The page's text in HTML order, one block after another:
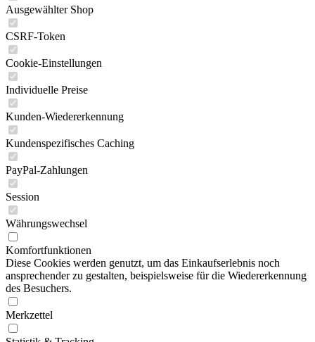
Ausgewählter Shop
CSRF-Token
Cookie-Einstellungen
Individuelle Preise
Kunden-Wiedererkennung
Kundenspezifisches Caching
PayPal-Zahlungen
Session
Währungswechsel
Komfortfunktionen
Diese Cookies werden genutzt, um das Einkaufserlebnis noch
ansprechender zu gestalten, beispielsweise für die Wiedererkennung
des Besuchers.
Merkzettel